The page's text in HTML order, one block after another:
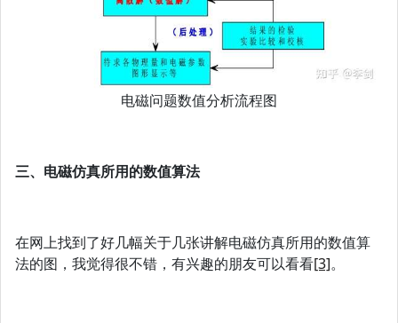
电磁问题数值分析流程图
三、电磁仿真所用的数值算法
在网上找到了好几幅关于几张讲解电磁仿真所用的数值算
法的图，我觉得很不错，有兴趣的朋友可以看看[3]。